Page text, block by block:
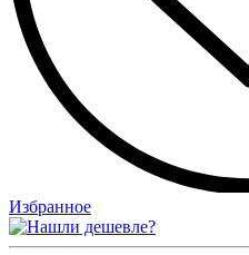
Избранное